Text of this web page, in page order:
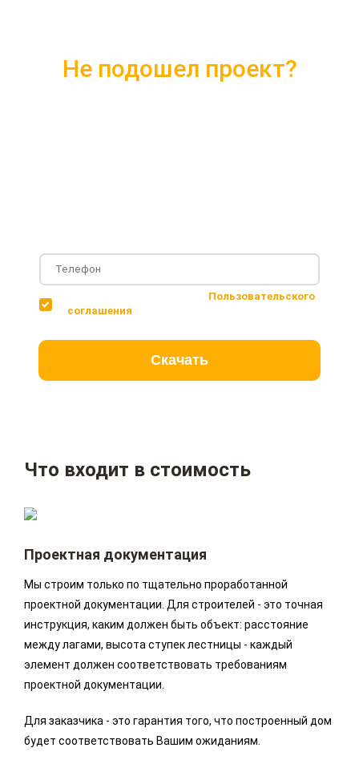
Не подошел проект?
Пользовательского
соглашения
Скачать
Что входит в стоимость
Проектная документация
Мы строим только по тщательно проработанной
проектной документации. Для строителей - это точная
инструкция, каким должен быть объект: расстояние
между лагами, высота ступек лестницы - каждый
элемент должен соответствовать требованиям
проектной документации.
Для заказчика - это гарантия того, что построенный дом
будет соответствовать Вашим ожиданиям.